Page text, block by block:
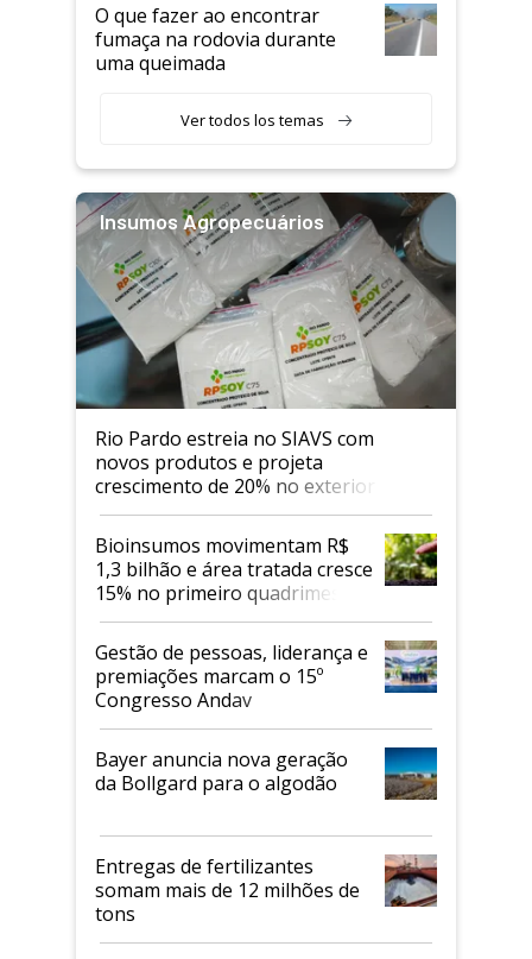
O que fazer ao encontrar
fumaça na rodovia durante
uma queimada
Ver todos los temas
Insumos Agropecuários
Rio Pardo estreia no SIAVS com
novos produtos e projeta
crescimento de 20% no exterior
Bioinsumos movimentam R$
1,3 bilhão e área tratada cresce
15% no primeiro quadrimestre
de 2026
Gestão de pessoas, liderança e
premiações marcam o 15º
Congresso Andav
Bayer anuncia nova geração
da Bollgard para o algodão
Entregas de fertilizantes
somam mais de 12 milhões de
tons